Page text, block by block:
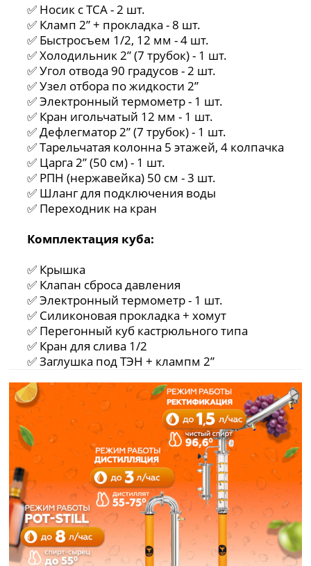
✅ Носик с ТСА - 2 шт.
✅ Кламп 2” + прокладка - 8 шт.
✅ Быстросъем 1/2, 12 мм - 4 шт.
✅ Холодильник 2” (7 трубок) - 1 шт.
✅ Угол отвода 90 градусов - 2 шт.
✅ Узел отбора по жидкости 2”
✅ Электронный термометр - 1 шт.
✅ Кран игольчатый 12 мм - 1 шт.
✅ Дефлегматор 2” (7 трубок) - 1 шт.
✅ Тарельчатая колонна 5 этажей, 4 колпачка
✅ Царга 2” (50 см) - 1 шт.
✅ РПН (нержавейка) 50 см - 3 шт.
✅ Шланг для подключения воды
✅ Переходник на кран
Комплектация куба:
✅ Крышка
✅ Клапан сброса давления
✅ Электронный термометр - 1 шт.
✅ Силиконовая прокладка + хомут
✅ Перегонный куб кастрюльного типа
✅ Кран для слива 1/2
✅ Заглушка под ТЭН + клампм 2”